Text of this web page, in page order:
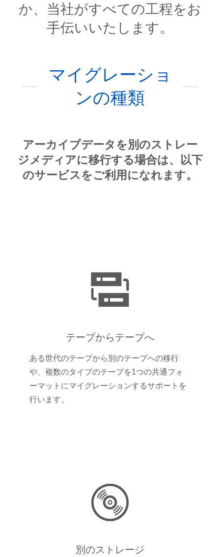
か、当社がすべての工程をお
手伝いいたします。
マイグレーショ
ンの種類
アーカイブデータを別のストレー
ジメディアに移行する場合は、以下
のサービスをご利用になれます。
テープからテープへ
ある世代のテープから別のテープへの移行
や、複数のタイプのテープを1つの共通フォ
ーマットにマイグレーションするサポートを
行います。
別のストレージ